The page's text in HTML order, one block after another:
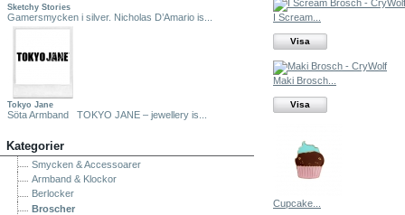
Sketchy Stories
Gamersmycken i silver. Nicholas D’Amario is...
Tokyo Jane
Söta Armband TOKYO JANE – jewellery is...
Kategorier
Smycken & Accessoarer
Armband & Klockor
Berlocker
Broscher
I Scream...
Visa
Maki Brosch...
Visa
Cupcake...